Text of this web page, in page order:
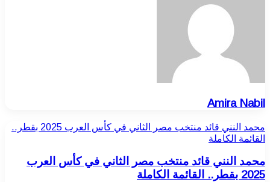
Amira Nabil
محمد النني قائد منتخب مصر الثاني في كأس العرب 2025 بقطر..
القائمة الكاملة
محمد النني قائد منتخب مصر الثاني في كأس العرب
2025 بقطر.. القائمة الكاملة